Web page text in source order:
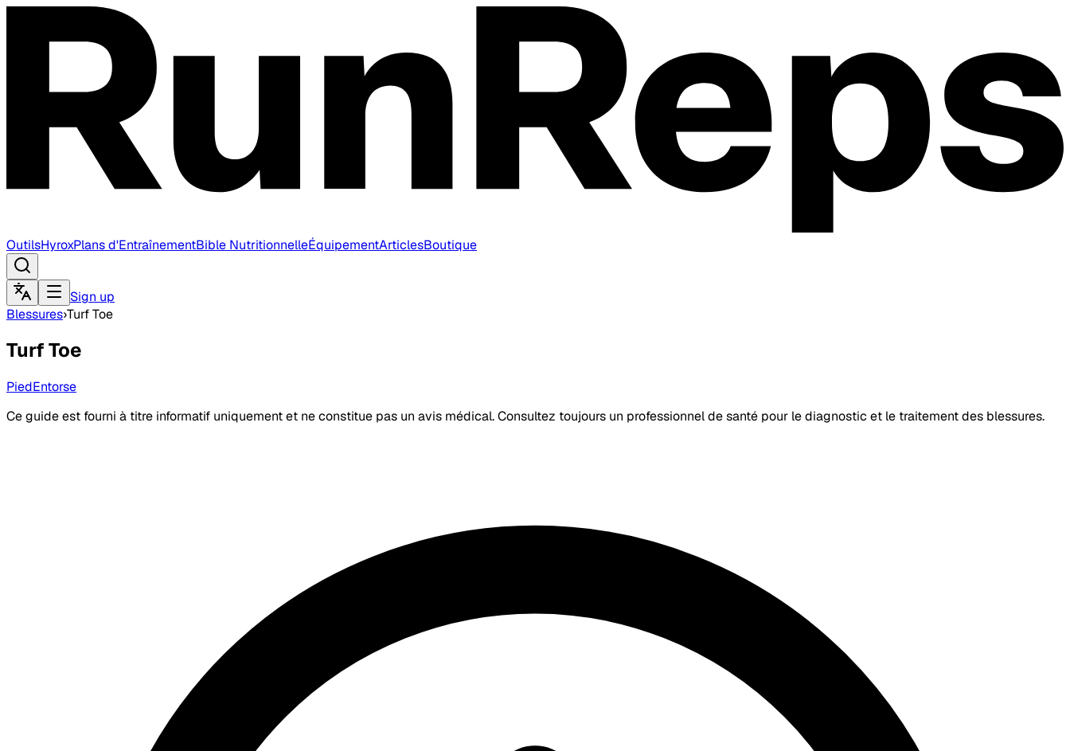
OutilsHyroxPlans d'EntraînementBible NutritionnelleÉquipementArticlesBoutique
Sign up
Blessures›Turf Toe
Turf Toe
PiedEntorse
Ce guide est fourni à titre informatif uniquement et ne constitue pas un avis médical. Consultez toujours un professionnel de santé pour le diagnostic et le traitement des blessures.